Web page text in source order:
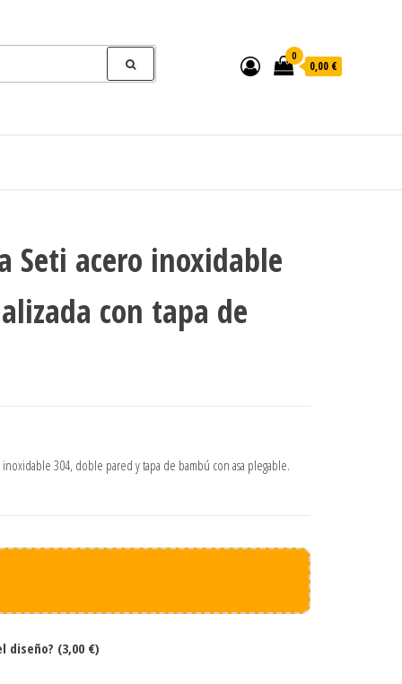
0
0,00 €
Seti acero inoxidable
con tapa de
304, doble pared y tapa de bambú con asa plegable.
diseño? (3,00 €)